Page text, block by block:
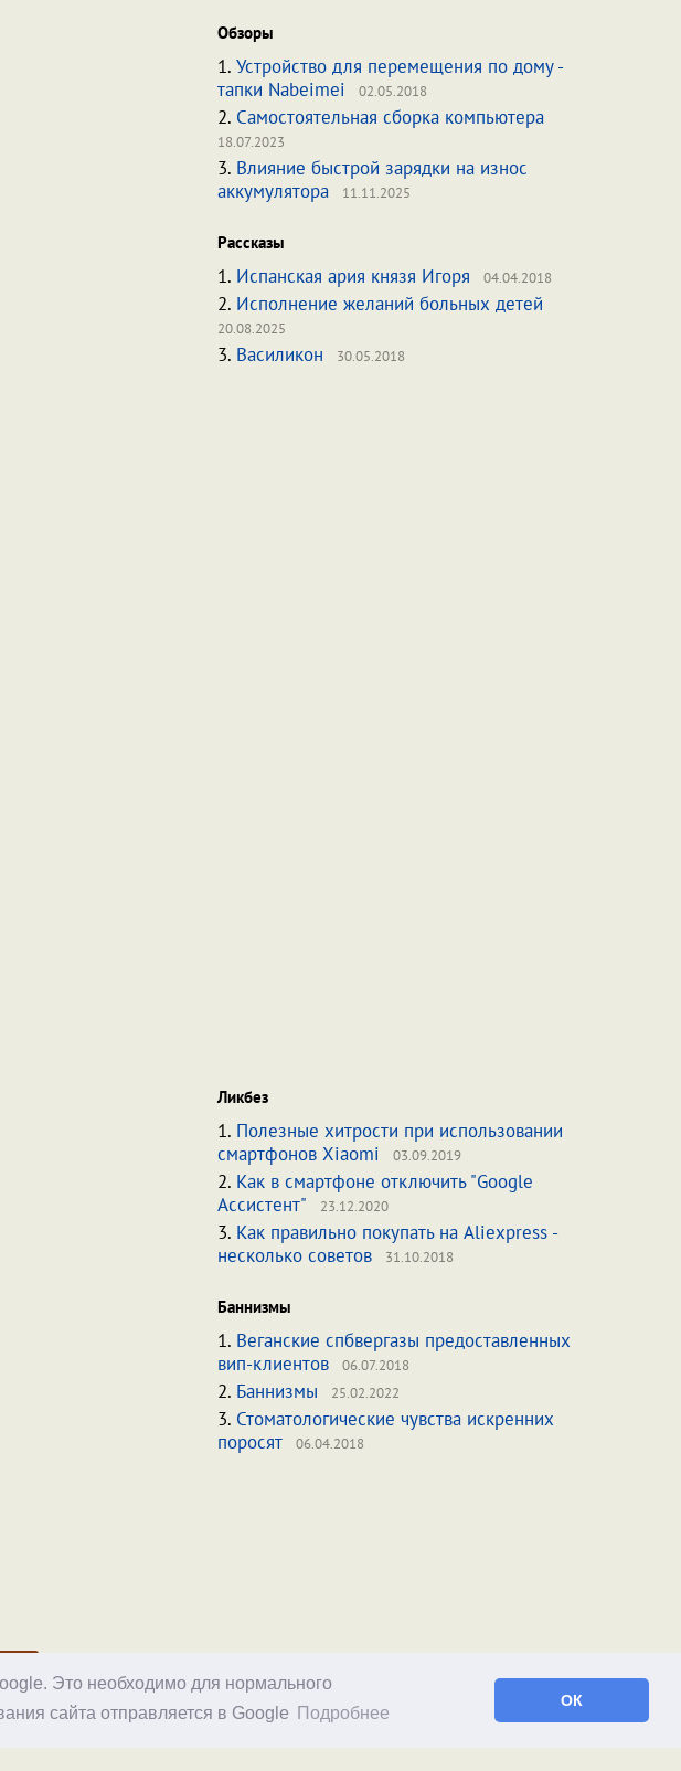
Это необходимо для нормального
сайта отправляется в Google
Подробнее
ОК
Обзоры
1. Устройство для перемещения по дому -
тапки Nabeimei
02.05.2018
2. Самостоятельная сборка компьютера
18.07.2023
3. Влияние быстрой зарядки на износ
аккумулятора
11.11.2025
Рассказы
1. Испанская ария князя Игоря 04.04.2018
2. Исполнение желаний больных детей
20.08.2025
3. Василикон 30.05.2018
Ликбез
1. Полезные хитрости при использовании
смартфонов Xiaomi
03.09.2019
2. Как в смартфоне отключить "Google
Ассистент"
23.12.2020
3. Как правильно покупать на Aliexpress -
несколько советов
31.10.2018
Баннизмы
1. Веганские спбвергазы предоставленных
вип-клиентов
06.07.2018
2. Баннизмы 25.02.2022
3. Стоматологические чувства искренних
поросят
06.04.2018
RSS блога